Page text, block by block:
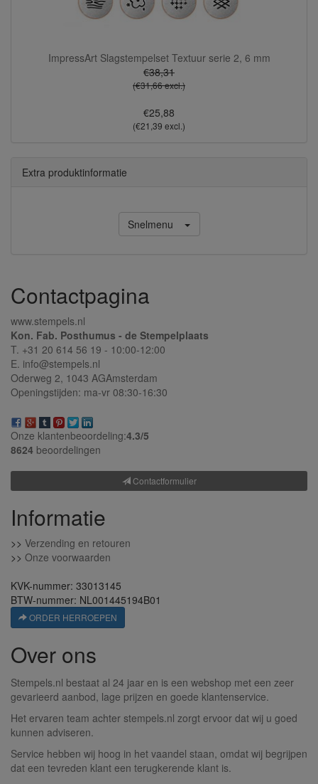
ImpressArt Slagstempelset Textuur serie 2, 6 mm
€38,31
(€31,66 excl.)
€25,88
(€21,39 excl.)
Extra produktinformatie
Snelmenu
Contactpagina
www.stempels.nl
Kon. Fab. Posthumus - de Stempelplaats
T. +31 20 614 56 19 - 10:00-12:00
E. info@stempels.nl
Oderweg 2, 1043 AGAmsterdam
Openingstijden: ma-vr 08:30-16:30
Onze klantenbeoordeling:4.3/5
8624 beoordelingen
Contactformulier
Informatie
>> Verzending en retouren
>> Onze voorwaarden
KVK-nummer: 33013145
BTW-nummer: NL001445194B01
ORDER HERROEPEN
Over ons
Stempels.nl bestaat al 24 jaar en is een webshop met een zeer
gevarieerd aanbod, lage prijzen en goede klantenservice.
Het ervaren team achter stempels.nl zorgt ervoor dat wij u goed
kunnen adviseren.
Service hebben wij hoog in het vaandel staan, omdat wij begrijpen
dat een tevreden klant een terugkerende klant is.